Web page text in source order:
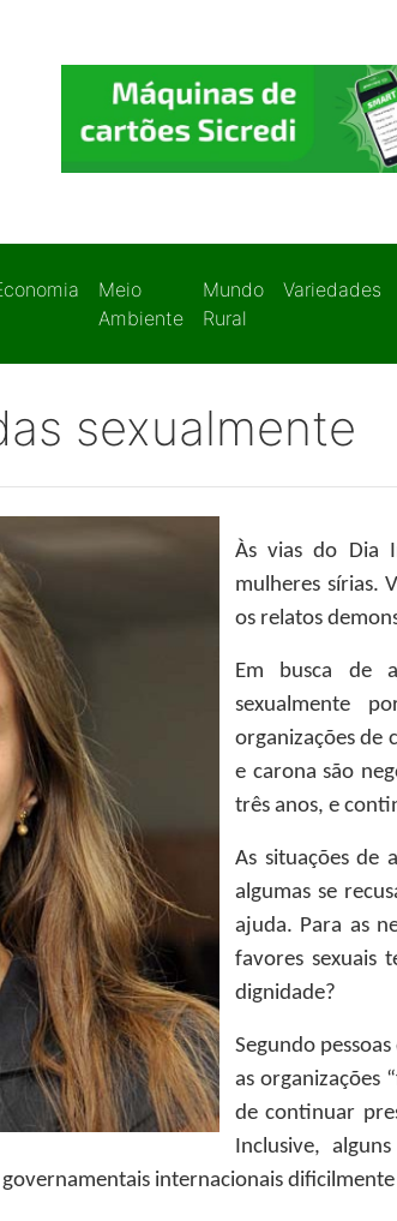
Meio
Ambiente
Mundo
Rural
Variedades
sexualmente
Às vias do Dia
mulheres sírias.
os relatos
Em busca de
sexualmente
organizações de
e carona são
três anos, e
As situações de
algumas se
ajuda. Para as
favores sexuais
dignidade?
Segundo
as organizações
de continuar
Inclusive,
internacionais dificilmente